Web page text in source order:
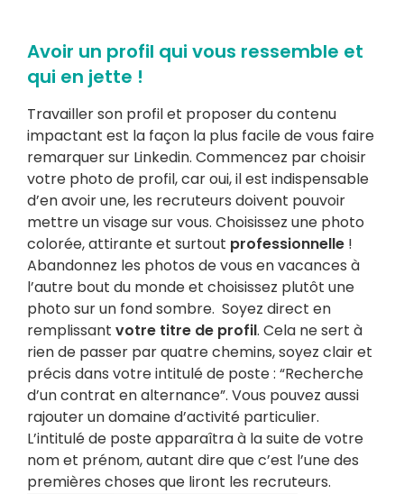
Avoir un profil qui vous ressemble et
qui en jette !
Travailler son profil et proposer du contenu
impactant est la façon la plus facile de vous faire
remarquer sur Linkedin. Commencez par choisir
votre photo de profil, car oui, il est indispensable
d’en avoir une, les recruteurs doivent pouvoir
mettre un visage sur vous. Choisissez une photo
colorée, attirante et surtout professionnelle !
Abandonnez les photos de vous en vacances à
l’autre bout du monde et choisissez plutôt une
photo sur un fond sombre. Soyez direct en
remplissant votre titre de profil. Cela ne sert à
rien de passer par quatre chemins, soyez clair et
précis dans votre intitulé de poste : “Recherche
d’un contrat en alternance”. Vous pouvez aussi
rajouter un domaine d’activité particulier.
L’intitulé de poste apparaîtra à la suite de votre
nom et prénom, autant dire que c’est l’une des
premières choses que liront les recruteurs.